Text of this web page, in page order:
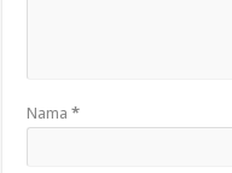
Nama*